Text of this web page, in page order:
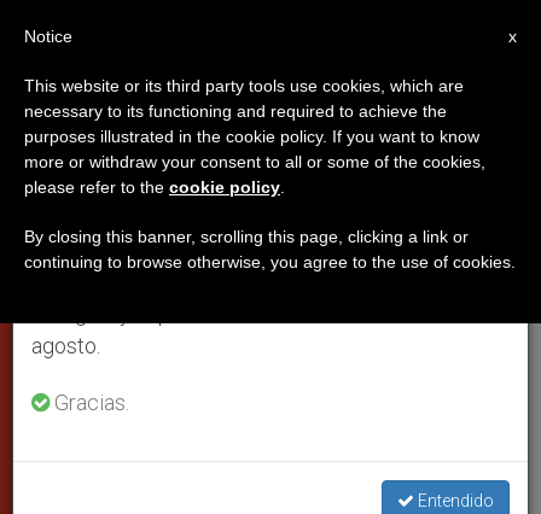
Juana de Arco, ejemplo para los
políticos, según el Papa
Iglesia hasta el fin, incluso en la
condena”
VATICANO
×
Aviso importante
Del 27 de julio al 7 de agosto haremos la pausa
anual, aprovechando que en el periodo de verano
se generan menos informaciones y también el
agosto.
Gracias.
Entendido
x
Notice
This website or its third party tools use cookies, which are
necessary to its functioning and required to achieve the
purposes illustrated in the cookie policy. If you want to know
more or withdraw your consent to all or some of the cookies,
please refer to the cookie policy
By closing this banner, scrolling this page, clicking a link or
continuing to browse otherwise, you agree to the use of cookies.